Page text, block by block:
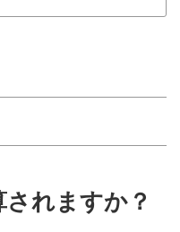
れますか？